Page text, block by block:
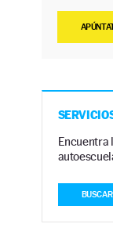
Encuentra
BUSCAR